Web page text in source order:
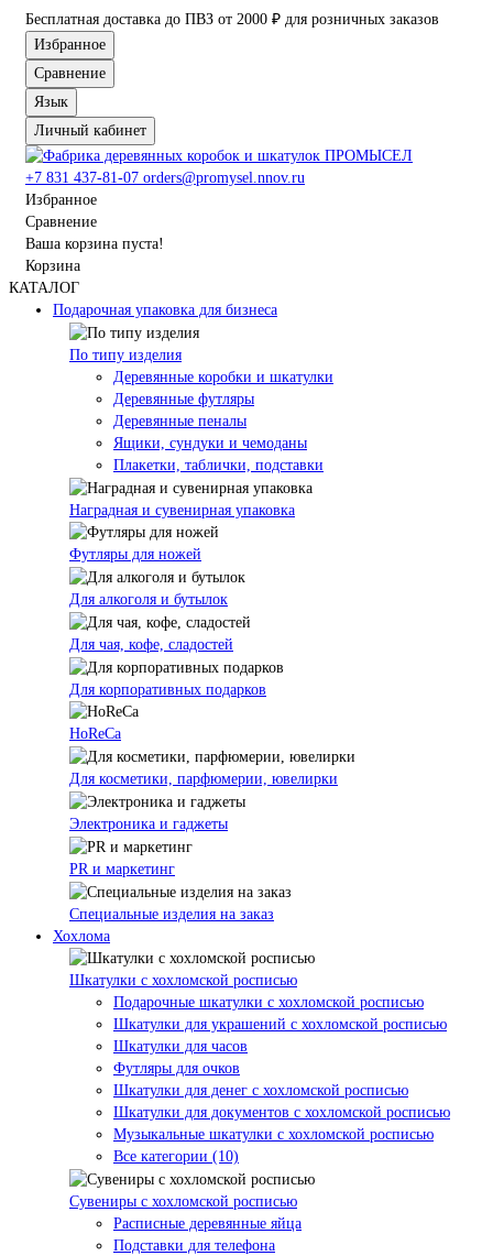
Бесплатная доставка до ПВЗ от 2000 ₽ для розничных заказов
Избранное
Сравнение
Язык
Личный кабинет
+7 831 437-81-07 orders@promysel.nnov.ru
Избранное
Сравнение
Ваша корзина пуста!
Корзина
КАТАЛОГ
Подарочная упаковка для бизнеса
По типу изделия
Деревянные коробки и шкатулки
Деревянные футляры
Деревянные пеналы
Ящики, сундуки и чемоданы
Плакетки, таблички, подставки
Наградная и сувенирная упаковка
Футляры для ножей
Для алкоголя и бутылок
Для чая, кофе, сладостей
Для корпоративных подарков
HoReCa
Для косметики, парфюмерии, ювелирки
Электроника и гаджеты
PR и маркетинг
Специальные изделия на заказ
Хохлома
Шкатулки с хохломской росписью
Подарочные шкатулки с хохломской росписью
Шкатулки для украшений с хохломской росписью
Шкатулки для часов
Футляры для очков
Шкатулки для денег с хохломской росписью
Шкатулки для документов с хохломской росписью
Музыкальные шкатулки с хохломской росписью
Все категории (10)
Сувениры с хохломской росписью
Расписные деревянные яйца
Подставки для телефона